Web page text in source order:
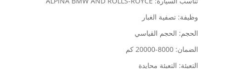
وظيفة: تصفية الغبار
الحجم: الحجم القياسي
الضمان: 8000-20000 كم
التعبئة: التعبئة محايدة